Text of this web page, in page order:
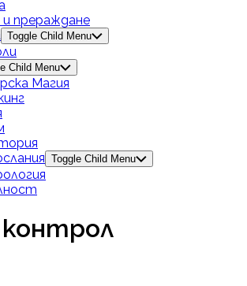
и прераждане
Toggle Child Menu
Child Menu
Магия
Toggle Child Menu
контрол